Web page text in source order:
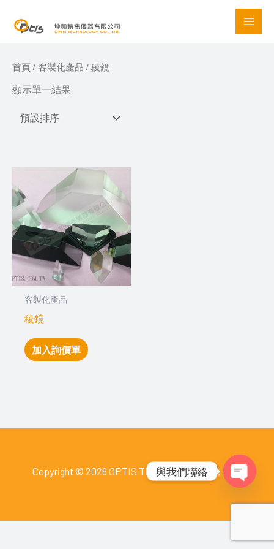
首頁 / 客製化產品 / 稜鏡
顯示單一結果
客製化產品
稜鏡
加入詢價單
Copyright © 2026 OPTIS TECHNOLOGY CO., LTD.
與我們聯絡
Open
chaty